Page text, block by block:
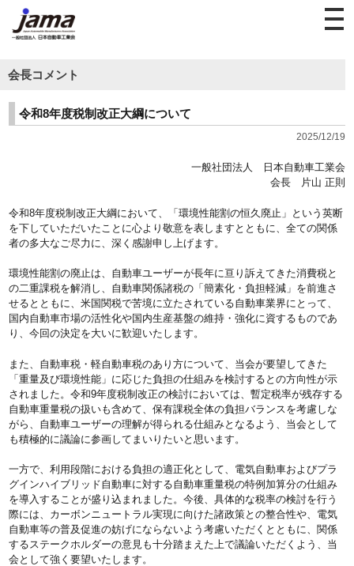
会長コメント
令和8年度税制改正大綱について
2025/12/19
一般社団法人 日本自動車工業会
会長 片山 正則
令和8年度税制改正大綱において、「環境性能割の恒久廃止」という英断
を下していただいたことに心より敬意を表しますとともに、全ての関係
者の多大なご尽力に、深く感謝申し上げます。
環境性能割の廃止は、自動車ユーザーが長年に亘り訴えてきた消費税と
の二重課税を解消し、自動車関係諸税の「簡素化・負担軽減」を前進さ
せるとともに、米国関税で苦境に立たされている自動車業界にとって、
国内自動車市場の活性化や国内生産基盤の維持・強化に資するものであ
り、今回の決定を大いに歓迎いたします。
また、自動車税・軽自動車税のあり方について、当会が要望してきた
「重量及び環境性能」に応じた負担の仕組みを検討するとの方向性が示
されました。令和9年度税制改正の検討においては、暫定税率が残存する
自動車重量税の扱いも含めて、保有課税全体の負担バランスを考慮しな
がら、自動車ユーザーの理解が得られる仕組みとなるよう、当会として
も積極的に議論に参画してまいりたいと思います。
一方で、利用段階における負担の適正化として、電気自動車およびプラ
グインハイブリッド自動車に対する自動車重量税の特例加算分の仕組み
を導入することが盛り込まれました。今後、具体的な税率の検討を行う
際には、カーボンニュートラル実現に向けた諸政策との整合性や、電気
自動車等の普及促進の妨げにならないよう考慮いただくとともに、関係
するステークホルダーの意見も十分踏まえた上で議論いただくよう、当
会として強く要望いたします。